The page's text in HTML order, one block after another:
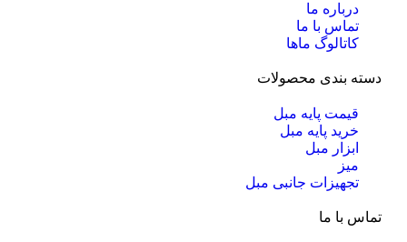
درباره ما
تماس با ما
کاتالوگ ماها
دسته بندی محصولات
قیمت پایه مبل
خرید پایه مبل
ابزار مبل
میز
تجهیزات جانبی مبل
تماس با ما